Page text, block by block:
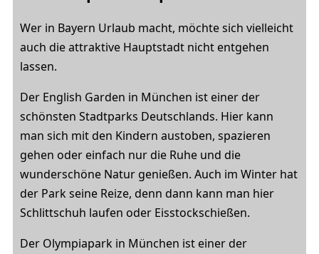
Wer in Bayern Urlaub macht, möchte sich vielleicht
auch die attraktive Hauptstadt nicht entgehen
lassen.
Der English Garden in München ist einer der
schönsten Stadtparks Deutschlands. Hier kann
man sich mit den Kindern austoben, spazieren
gehen oder einfach nur die Ruhe und die
wunderschöne Natur genießen. Auch im Winter hat
der Park seine Reize, denn dann kann man hier
Schlittschuh laufen oder Eisstockschießen.
Der Olympiapark in München ist einer der